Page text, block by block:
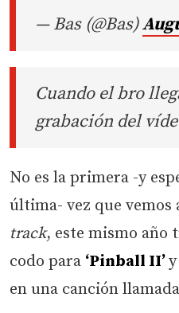
— Bas (@Bas)
Cuando el bro
grabación del
No es la primera -y
última- vez que vemos
track, este mismo año
codo para ‘Pinball II’
en una canción llamada